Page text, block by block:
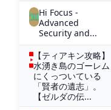
Hi Focus -
Advanced
Security and...
【ティアキン攻略】
水湧き島のゴーレム
にくっついている
「賢者の遺志」。
【ゼルダの伝...